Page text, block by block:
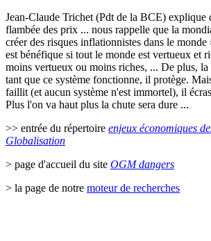
Jean-Claude Trichet (Pdt de la BCE) explique
flambée des prix ... nous rappelle que la
créer des risques inflationnistes dans le
est bénéfique si tout le monde est vertueux et
moins vertueux ou moins riches, ... De plus,
tant que ce système fonctionne, il protège.
faillit (et aucun système n'est immortel), il
Plus l'on va haut plus la chute sera dure ...
>> entrée du répertoire enjeux économiques
Globalisation
> page d'accueil du site OGM dangers
> la page de notre moteur de recherches